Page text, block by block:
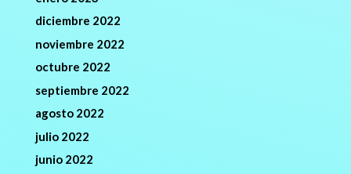
diciembre 2022
noviembre 2022
octubre 2022
septiembre 2022
agosto 2022
julio 2022
junio 2022